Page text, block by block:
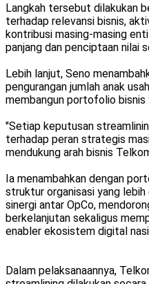
Langkah tersebut dilakukan
terhadap relevansi bisnis,
kontribusi masing-masing
panjang dan penciptaan nilai
Lebih lanjut, Seno
pengurangan jumlah anak
membangun portofolio bisnis
"Setiap keputusan
terhadap peran strategis
mendukung arah bisnis
Ia menambahkan dengan
struktur organisasi yang
sinergi antar OpCo,
berkelanjutan sekaligus
enabler ekosistem digital
Dalam pelaksanaannya,